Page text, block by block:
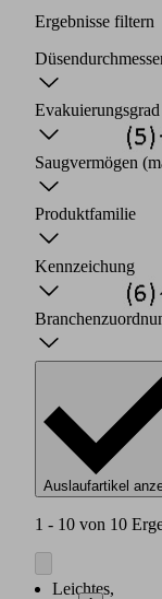
Leichtes,
Ergebnisse filtern
Evakuierungsgrad
Saugvermögen
Produktfamilie
Kennzeichung
Auslaufartikel
1 - 10 von 10